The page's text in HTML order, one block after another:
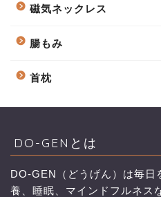
磁気ネックレス
腸もみ
首枕
DO-GENとは
DO-GEN（どうげん）は毎日
養、睡眠、マインドフルネス